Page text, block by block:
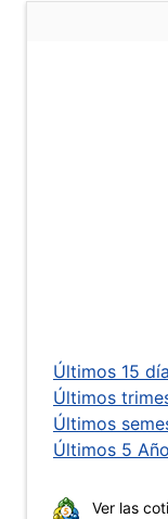
Últimos 15
Últimos
Últimos
Últimos 5
Ver las